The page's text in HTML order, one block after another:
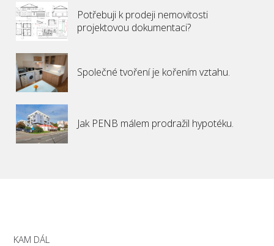
Potřebuji k prodeji nemovitosti
projektovou dokumentaci?
Společné tvoření je kořením vztahu.
Jak PENB málem prodražil hypotéku.
KAM DÁL